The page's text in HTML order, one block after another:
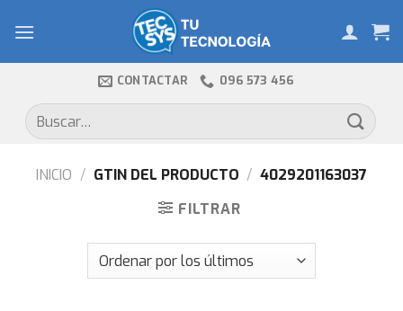
CONTACTAR 096 573 456
Buscar
por:
INICIO / GTIN DEL PRODUCTO / 4029201163037
FILTRAR